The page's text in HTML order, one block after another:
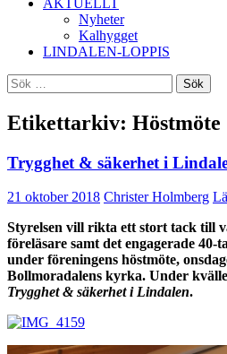
Nyheter
Kalhygget
LINDALEN-LOPPIS
Sök
efter:
Etikettarkiv: Höstmöte
Trygghet & säkerhet i
21 oktober 2018 Christer Holmberg
Styrelsen vill rikta ett stort tack till
föreläsare samt det engagerade 40-
under föreningens höstmöte,
Bollmoradalens kyrka. Under
Trygghet & säkerhet i Lindalen.